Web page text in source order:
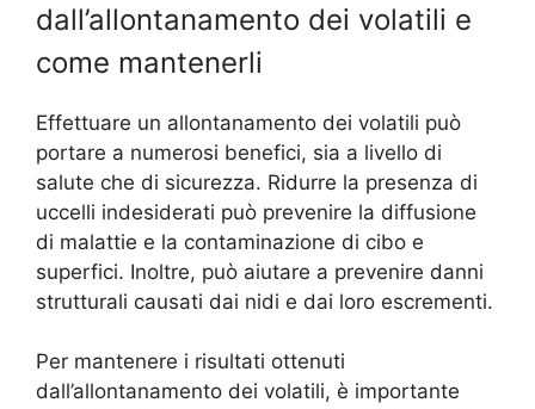
dall’allontanamento dei volatili e
come mantenerli
Effettuare un allontanamento dei volatili può
portare a numerosi benefici, sia a livello di
salute che di sicurezza. Ridurre la presenza di
uccelli indesiderati può prevenire la diffusione
di malattie e la contaminazione di cibo e
superfici. Inoltre, può aiutare a prevenire danni
strutturali causati dai nidi e dai loro escrementi.
Per mantenere i risultati ottenuti
dall’allontanamento dei volatili, è importante